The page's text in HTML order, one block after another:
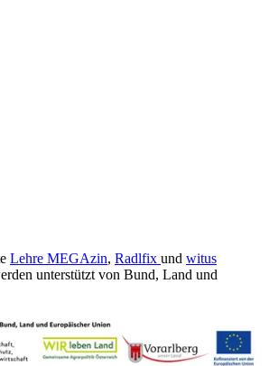
Lehre MEGAzin, Radlfix und witus
unterstützt von Bund, Land und